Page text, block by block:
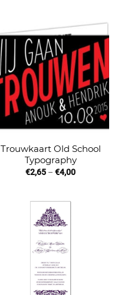
Trouwkaart Old School
Typography
€2,65 – €4,00